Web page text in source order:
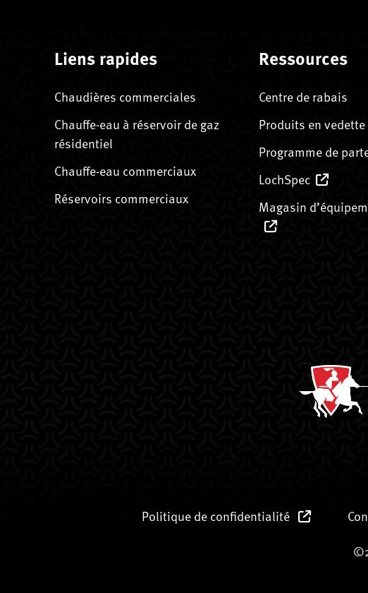
Liens rapides
Chaudières commerciales
Chauffe-eau à réservoir de gaz
résidentiel
Chauffe-eau commerciaux
Réservoirs commerciaux
Ressources
Centre de rabais
Produits en vedette
Programme de
LochSpec
Magasin
Politique de confidentialité